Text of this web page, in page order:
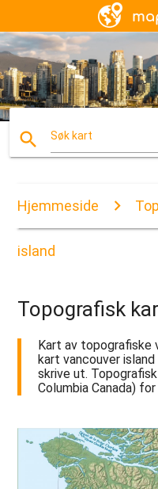
search Søk kart
Hjemmeside
island
Topografisk
Kart av topografiske
kart vancouver
skrive ut.
Columbia Canada)